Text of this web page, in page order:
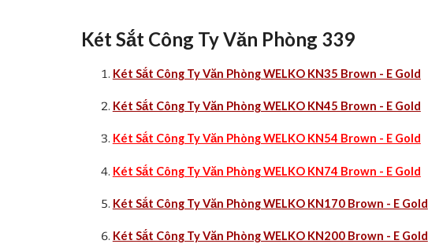
Két Sắt Công Ty Văn Phòng 339
Két Sắt Công Ty Văn Phòng WELKO KN35 Brown - E Gold
Két Sắt Công Ty Văn Phòng WELKO KN45 Brown - E Gold
Két Sắt Công Ty Văn Phòng WELKO KN54 Brown - E Gold
Két Sắt Công Ty Văn Phòng WELKO KN74 Brown - E Gold
Két Sắt Công Ty Văn Phòng WELKO KN170 Brown - E Gold
Két Sắt Công Ty Văn Phòng WELKO KN200 Brown - E Gold